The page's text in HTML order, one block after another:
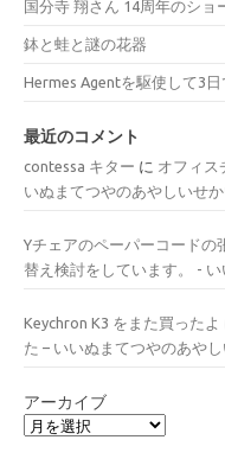
国分寺 翔さん 14周年のショ
鉢と蛙と謎の花器
Hermes Agentを駆使して3
最近のコメント
contessa キター に オフィス
いぬまてつやのあやしいせ
Yチェアのペーパーコードの
替え検討をしています。 -
Keychron K3 をまた買ったよ
た – いいぬまてつやのあや
アーカイブ